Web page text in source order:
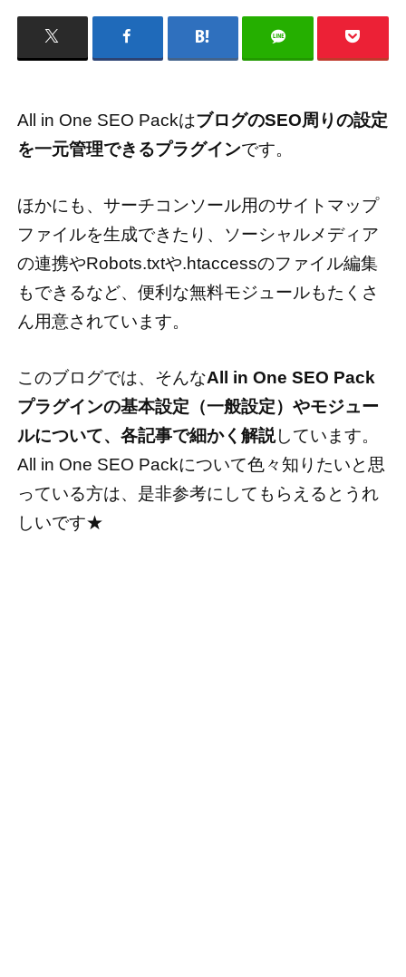
All in One SEO PackはブログのSEO周りの設定
を一元管理できるプラグインです。
ほかにも、サーチコンソール用のサイトマップ
ファイルを生成できたり、ソーシャルメディア
の連携やRobots.txtや.htaccessのファイル編集
もできるなど、便利な無料モジュールもたくさ
ん用意されています。
このブログでは、そんなAll in One SEO Pack
プラグインの基本設定（一般設定）やモジュー
ルについて、各記事で細かく解説しています。
All in One SEO Packについて色々知りたいと思
っている方は、是非参考にしてもらえるとうれ
しいです★